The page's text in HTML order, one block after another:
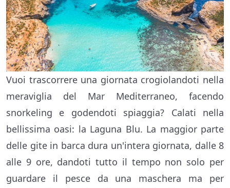
Vuoi trascorrere una giornata crogiolandoti nella
meraviglia del Mar Mediterraneo, facendo
snorkeling e godendoti spiaggia? Calati nella
bellissima oasi: la Laguna Blu. La maggior parte
delle gite in barca dura un'intera giornata, dalle 8
alle 9 ore, dandoti tutto il tempo non solo per
guardare il pesce da una maschera ma per